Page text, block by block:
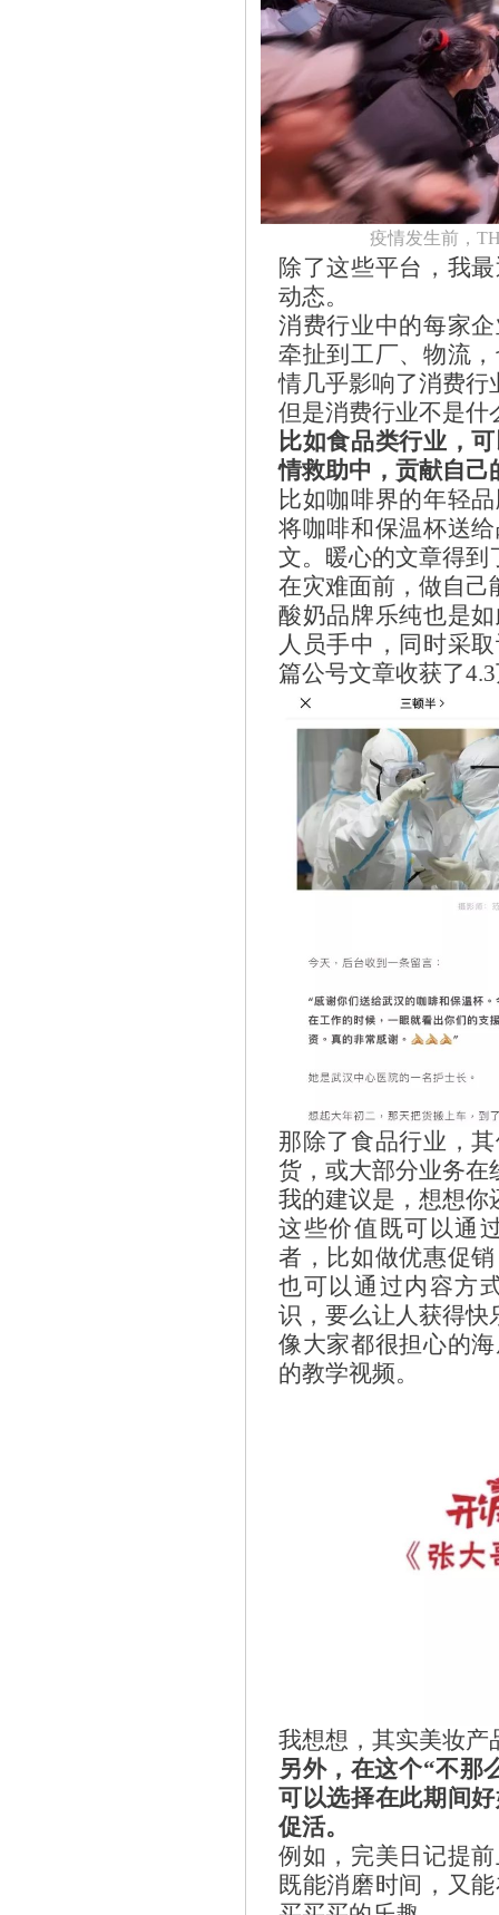
疫情发生前，
除了这些平台，我
动态。
消费行业中的每家
牵扯到工厂、物流
情几乎影响了消费行
但是消费行业不是什
比如食品类行业，
情救助中，贡献自己
比如咖啡界的年轻
将咖啡和保温杯送
文。暖心的文章得到
在灾难面前，做自己
酸奶品牌乐纯也是
人员手中，同时采
篇公号文章收获了
那除了食品行业，
货，或大部分业务在
我的建议是，想想你
这些价值既可以通
者，比如做优惠促
也可以通过内容方
识，要么让人获得快
像大家都很担心的
的教学视频。
我想想，其实美妆产
另外，在这个“不那
可以选择在此期间
促活。
例如，完美日记提
既能消磨时间，又